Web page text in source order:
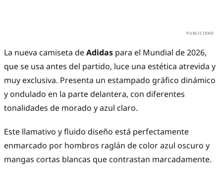
La nueva camiseta deAdidas para el Mundial de 2026,
que se usa antes del partido, luce una estética atrevida y
muy exclusiva. Presenta un estampado gráfico dinámico
y ondulado en la parte delantera, con diferentes
tonalidades de morado y azul claro.
Este llamativo y fluido diseño está perfectamente
enmarcado por hombros raglán de color azul oscuro y
mangas cortas blancas que contrastan marcadamente.